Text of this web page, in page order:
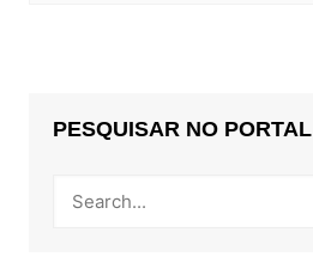
PESQUISAR NO PORTAL